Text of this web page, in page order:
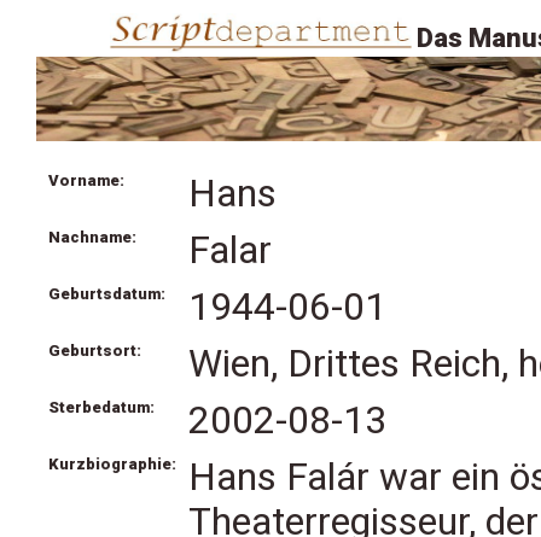
Das
Vorname: Hans
Nachname: Falar
Geburtsdatum: 1944-06-01
Geburtsort: Wien, Drittes Reich,
Sterbedatum: 2002-08-13
Kurzbiographie:
Hans Falár war ein
Theaterregisseur,